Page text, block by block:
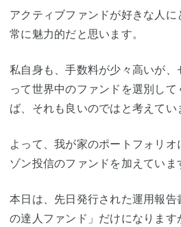
アクティブファンドが好きな人
常に魅力的だと思います。
私自身も、手数料が少々高いが
って世界中のファンドを選別し
ば、それも良いのではと考えてい
よって、我が家のポートフォリ
ゾン投信のファンドを加えていま
本日は、先日発行された運用報
の達人ファンド」だけになります